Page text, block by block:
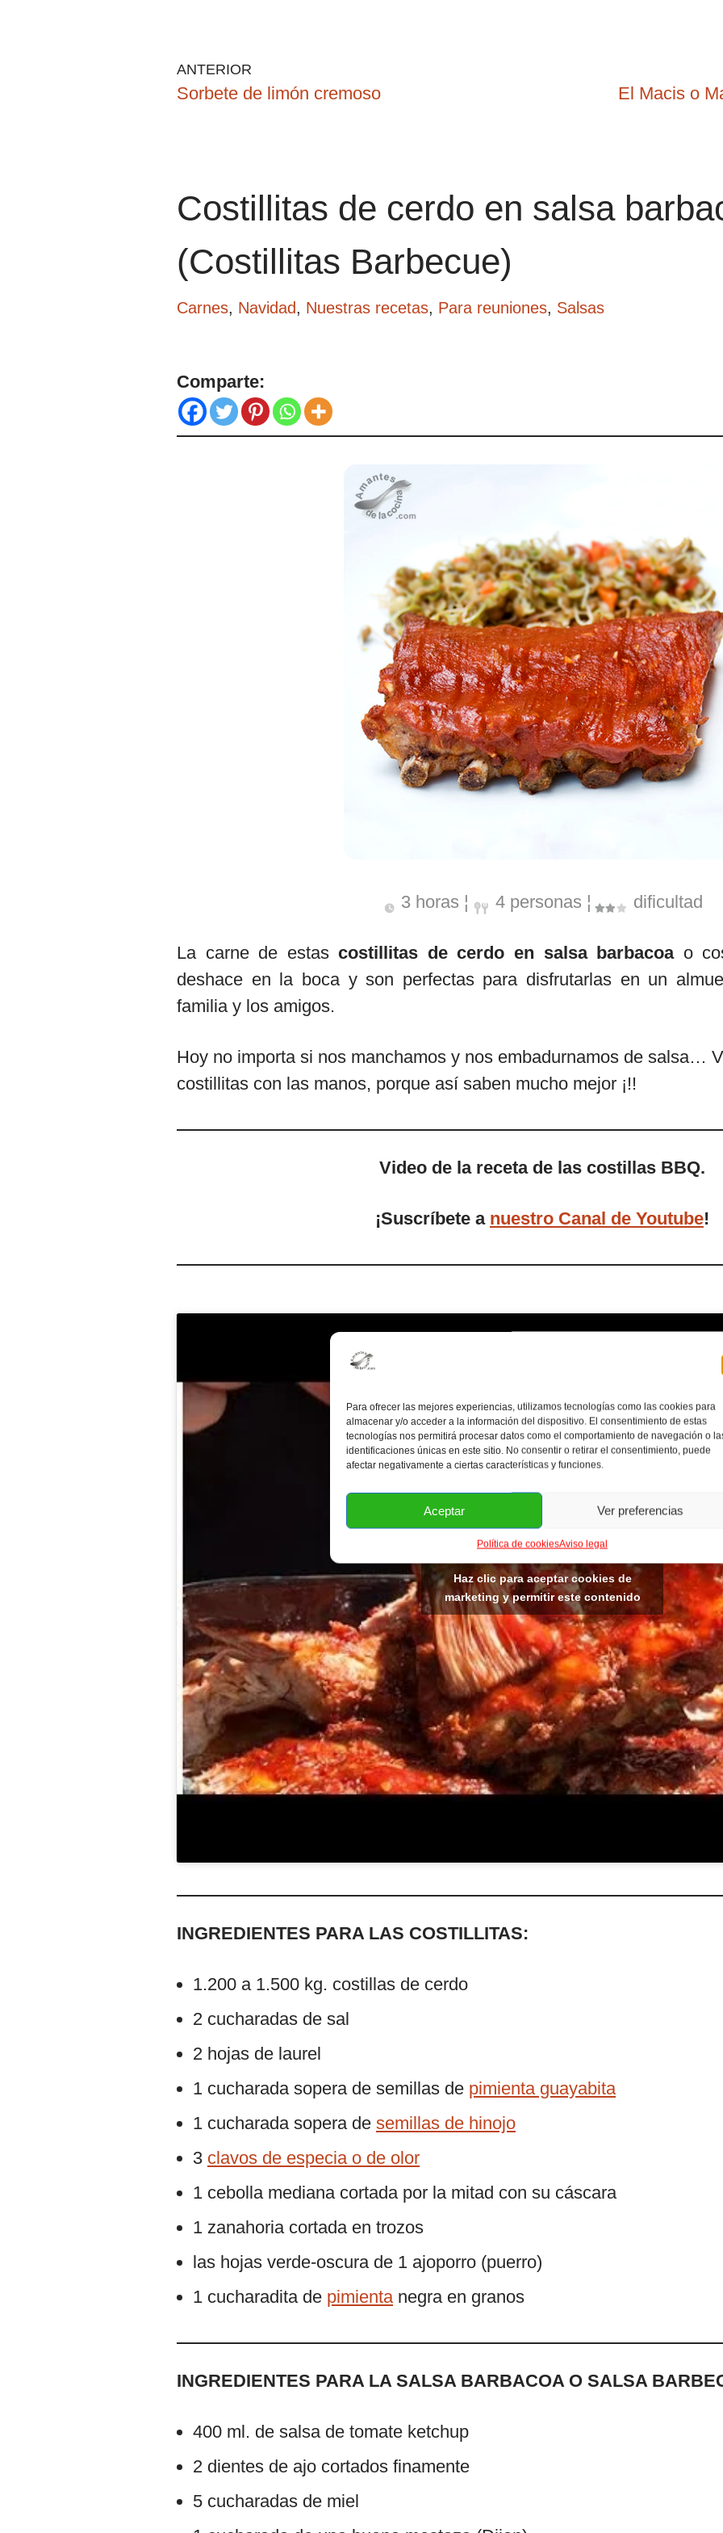
Para ofrecer las mejores experiencias, utilizamos tecnologías como las cookies para
almacenar y/o acceder a la información del dispositivo. El consentimiento de estas
tecnologías nos permitirá procesar datos como el comportamiento de navegación o
identificaciones únicas en este sitio. No consentir o retirar el consentimiento, puede
afectar negativamente a ciertas características y funciones.
Aceptar Ver preferencias
Política de cookiesAviso legal
ANTERIOR
Sorbete de limón cremoso El Macis o
Costillitas de cerdo en salsa
(Costillitas Barbecue)
Carnes, Navidad, Nuestras recetas, Para reuniones, Salsas
Comparte:
3 horas ¦ 4 personas ¦ dificultad
La carne de estascostillitas de cerdo en salsa barbacoao
deshace en la boca y son perfectas para disfrutarlas en un
familia y los amigos.
Hoy no importa si nos manchamos y nos embadurnamos de salsa…
costillitas con las manos, porque así saben mucho mejor ¡!!
Video de la receta de las costillas BBQ.
¡Suscríbete a nuestro Canal de Youtube!
Haz clic para aceptar cookies de
marketing y permitir este contenido
INGREDIENTES PARA LAS COSTILLITAS:
1.200 a 1.500 kg. costillas de cerdo
2 cucharadas de sal
2 hojas de laurel
1 cucharada sopera de semillas de pimienta guayabita
1 cucharada sopera de semillas de hinojo
3 clavos de especia o de olor
1 cebolla mediana cortada por la mitad con su cáscara
1 zanahoria cortada en trozos
las hojas verde-oscura de 1 ajoporro (puerro)
1 cucharadita de pimienta negra en granos
INGREDIENTES PARA LA SALSA BARBACOA O SALSA
400 ml. de salsa de tomate ketchup
2 dientes de ajo cortados finamente
5 cucharadas de miel